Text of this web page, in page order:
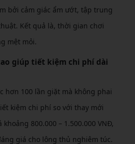
bởi cảm giác ẩm ướt, tập trung
Kết quả là, thời gian chơi
mệt mỏi.
giúp tiết kiệm chi phí dài
hơn 100 lần giặt mà không phai
kiệm chi phí so với thay mới
800.000 – 1.500.000 VNĐ,
giá cho lông thủ nghiêm túc.